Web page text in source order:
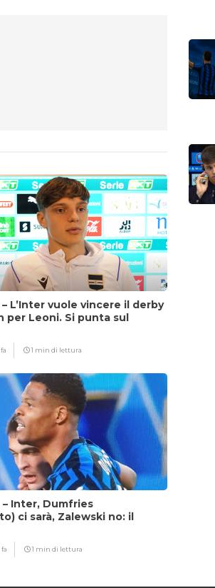
– L’Inter vuole vincere il derby
per Leoni. Si punta sul
1 min di lettura
Inter, Dumfries
ci sarà, Zalewski no: il
1 min di lettura